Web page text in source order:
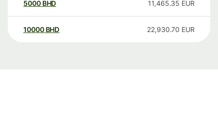
5000 BHD 11,465.35 EUR
10000 BHD 22,930.70 EUR